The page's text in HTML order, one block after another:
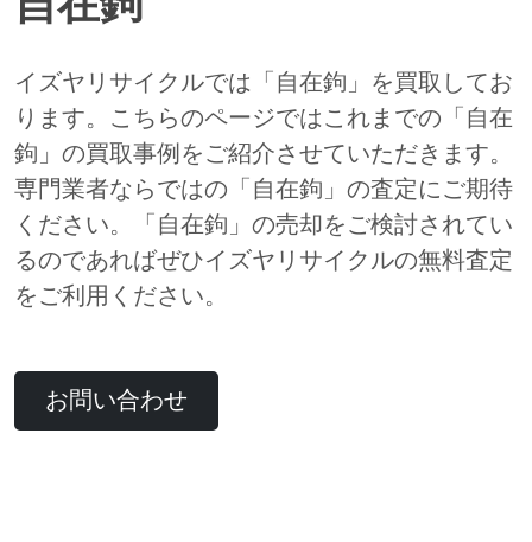
イズヤリサイクルでは「自在鉤」を買取してお
ります。こちらのページではこれまでの「自在
鉤」の買取事例をご紹介させていただきます。
専門業者ならではの「自在鉤」の査定にご期待
ください。「自在鉤」の売却をご検討されてい
るのであればぜひイズヤリサイクルの無料査定
をご利用ください。
お問い合わせ